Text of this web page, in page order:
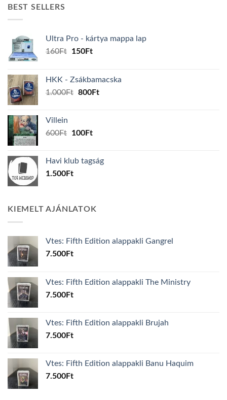
BEST SELLERS
Ultra Pro - kártya mappa lap
160Ft
Original
160Ft.
150FtCurrent
150Ft.
HKK - Zsákbamacska
1.000Ft Original
800FtCurrent
Villein
600Ft
Original
600Ft.
100FtCurrent
100Ft.
Havi klub tagság
1.500Ft
KIEMELT AJÁNLATOK
Vtes: Fifth Edition alappakli Gangrel
7.500Ft
Vtes: Fifth Edition alappakli The Ministry
7.500Ft
Vtes: Fifth Edition alappakli Brujah
7.500Ft
Vtes: Fifth Edition alappakli Banu Haquim
7.500Ft